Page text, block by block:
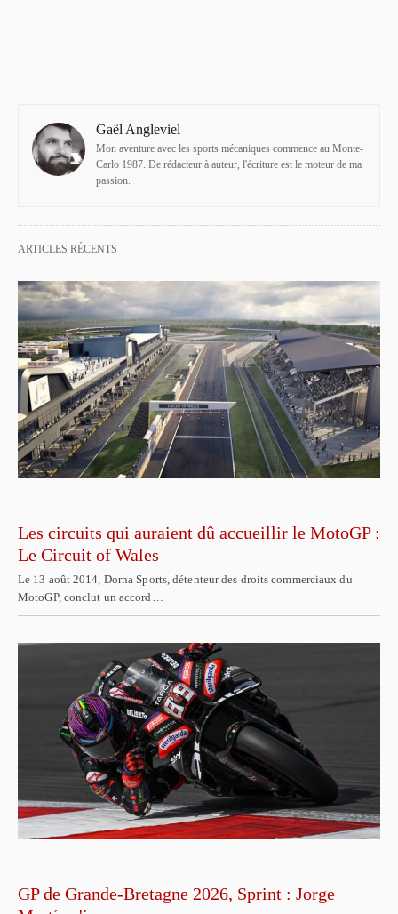
Gaël Angleviel
Mon aventure avec les sports mécaniques commence au Monte-
Carlo 1987. De rédacteur à auteur, l'écriture est le moteur de ma
passion.
ARTICLES RÉCENTS
Les circuits qui auraient dû accueillir le MotoGP :
Le Circuit of Wales
Le 13 août 2014, Dorna Sports, détenteur des droits commerciaux du
MotoGP, conclut un accord…
GP de Grande-Bretagne 2026, Sprint : Jorge